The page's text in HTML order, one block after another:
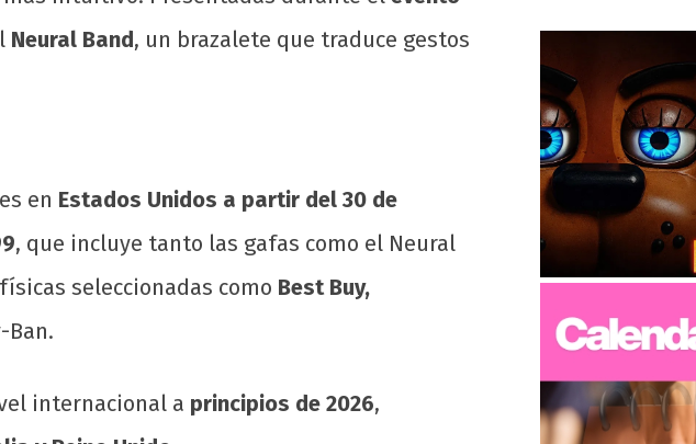
Neural Band, un brazalete que traduce gestos
en Estados Unidos a partir del 30 de
, que incluye tanto las gafas como el Neural
seleccionadas como Best Buy,
Ban.
internacional a principios de 2026,
Dale clic